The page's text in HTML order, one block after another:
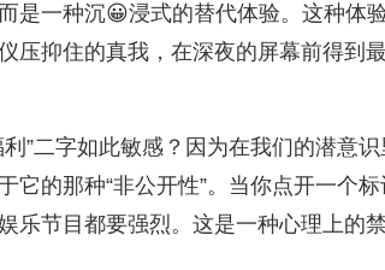
是一种沉😀浸式的替代体验。这种体
压抑住的真我，在深夜的屏幕前得到最
”二字如此敏感？因为在我们的潜意
它的那种“非公开性”。当你点开一个
乐节目都要强烈。这是一种心理上的